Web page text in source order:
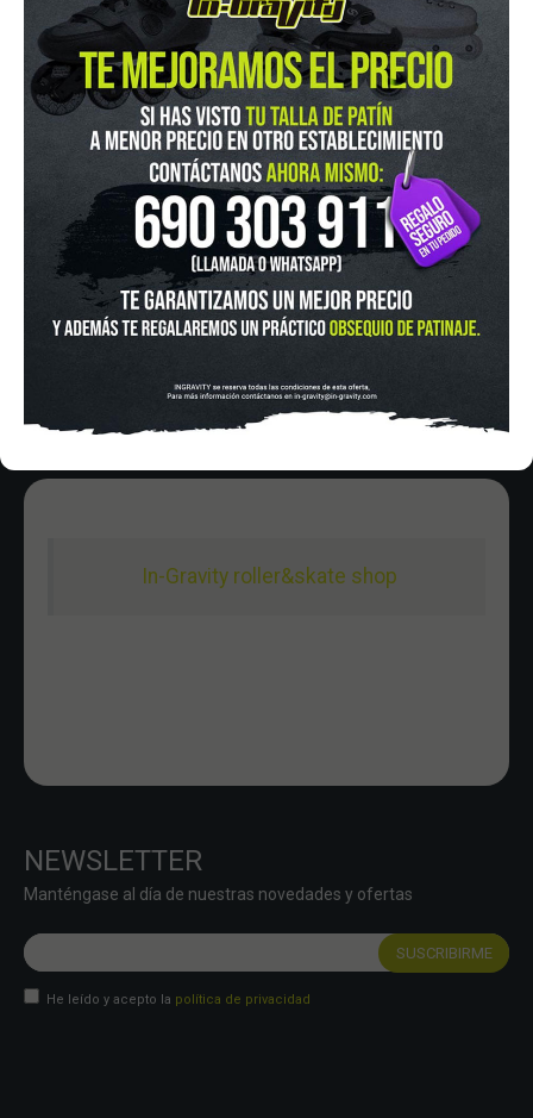
In-Gravity roller&skate shop
IN-GRAVITY MADRID RETIRO
Pza. Mariano de Cavia, 2
915 524 553
in-gravity@in-gravity.com
HORARIO
Lunes a Viernes de 12:00 - 20:30
Sabado De 10:00 - 20:30
Domingo 10:00-15:00
NEWSLETTER
Manténgase al día de nuestras novedades y ofertas
He leído y acepto la política de privacidad